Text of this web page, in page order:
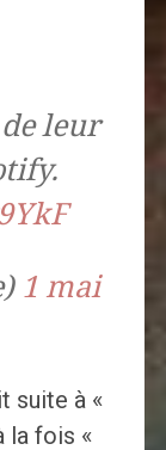
leur
1 mai
suite à «
la fois «